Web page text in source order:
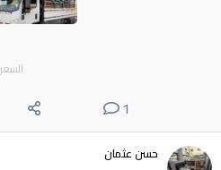
السعر
1
حسن عثمان